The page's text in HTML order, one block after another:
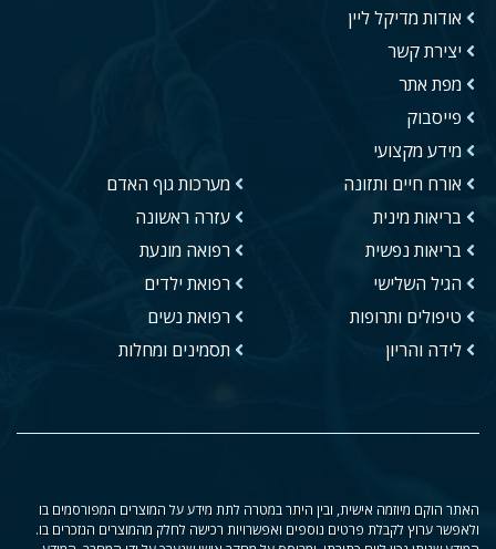
אודות מדיקל ליין
יצירת קשר
מפת אתר
פייסבוק
מידע מקצועי
אורח חיים ותזונה
בריאות מינית
בריאות נפשית
הגיל השלישי
טיפולים ותרופות
לידה והריון
מערכות גוף האדם
עזרה ראשונה
רפואה מונעת
רפואת ילדים
רפואת נשים
תסמינים ומחלות
האתר הוקם מיוזמה אישית, ובין היתר במטרה לתת מידע על המוצרים המפורסמים בו
ולאפשר ערוץ לקבלת פרטים נוספים ואפשרויות רכישה לחלק מהמוצרים הנזכרים בו.